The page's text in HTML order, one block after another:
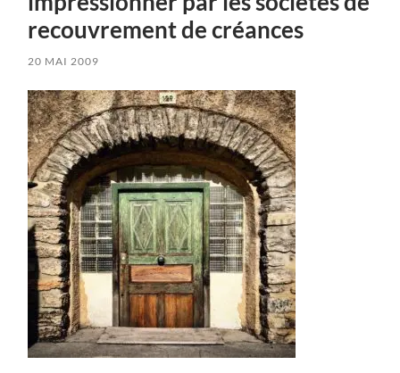
recouvrement de créances
20 MAI 2009